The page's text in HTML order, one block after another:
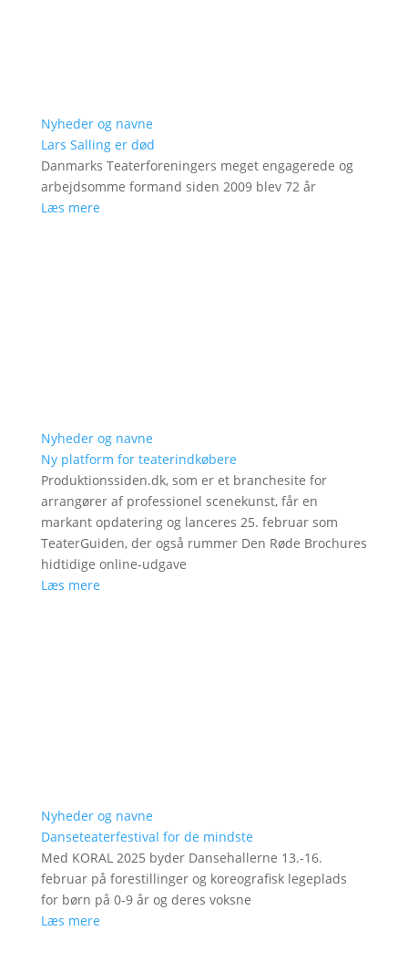
Nyheder og navne
Lars Salling er død
Danmarks Teaterforeningers meget engagerede og
arbejdsomme formand siden 2009 blev 72 år
Læs mere
Nyheder og navne
Ny platform for teaterindkøbere
Produktionssiden.dk, som er et branchesite for
arrangører af professionel scenekunst, får en
markant opdatering og lanceres 25. februar som
TeaterGuiden, der også rummer Den Røde Brochures
hidtidige online-udgave
Læs mere
Nyheder og navne
Danseteaterfestival for de mindste
Med KORAL 2025 byder Dansehallerne 13.-16.
februar på forestillinger og koreografisk legeplads
for børn på 0-9 år og deres voksne
Læs mere